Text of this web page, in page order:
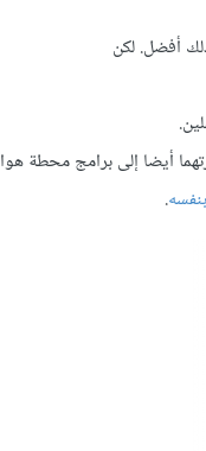
أفضل. لكن
أيضا إلى برامج محطة
.